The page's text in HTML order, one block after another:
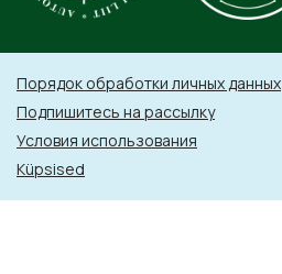
Порядок обработки личных данных
Подпишитесь на рассылку
Условия использования
Küpsised